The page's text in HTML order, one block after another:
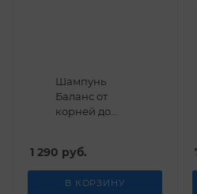
Шампунь
Баланс от
корней до
750 мл
1 290 руб.
В КОРЗИНУ